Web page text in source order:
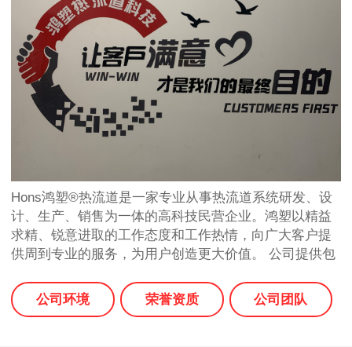
Hons鸿塑®热流道是一家专业从事热流道系统研发、设
计、生产、销售为一体的高科技民营企业。鸿塑以精益
求精、锐意进取的工作态度和工作热情，向广大客户提
供周到专业的服务，为用户创造更大价值。 公司提供包
面服务，根据客户需求，由经验丰富的热流道设计师提
供CAE热流道模拟分析，浇口设计，确定最优化的模具
公司环境 荣誉资质 公司团队